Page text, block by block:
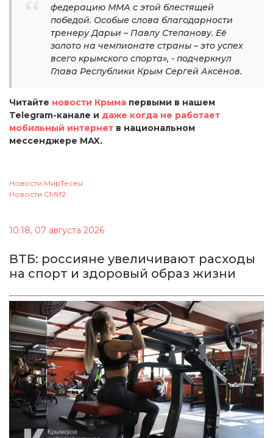
федерацию ММА с этой блестящей
победой. Особые слова благодарности
тренеру Дарьи – Павлу Степанову. Её
золото на чемпионате страны – это успех
всего крымского спорта», - подчеркнул
Глава Республики Крым Сергей Аксёнов.
Читайте новости Крыма первыми в нашем
Telegram-канале и даже когда не работает
мобильный интернет в национальном
мессенджере MAX.
Новости МирТесен
Новости СМИ2
10:18, 07 августа 2026
ВТБ: россияне увеличивают расходы
на спорт и здоровый образ жизни